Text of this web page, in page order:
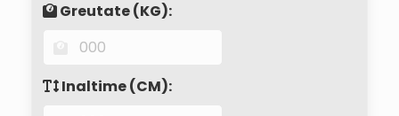
Greutate (KG):
Inaltime (CM):